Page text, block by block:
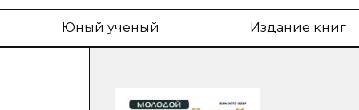
Юный ученый Издание книг